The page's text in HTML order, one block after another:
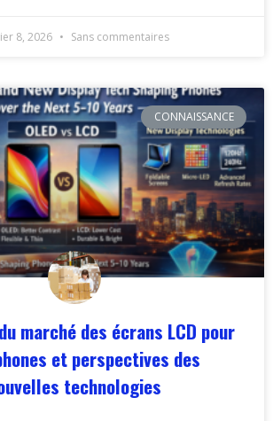
8, 2026 Sans commentaires
CONNAISSANCE
marché des écrans LCD pour
et perspectives des
technologies